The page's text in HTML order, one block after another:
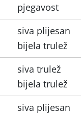
pjegavost
siva plijesan
bijela trulež
siva trulež
bijela trulež
siva plijesan